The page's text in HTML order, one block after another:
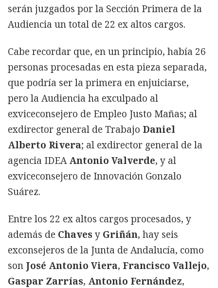
serán juzgados por la Sección Primera de la
Audiencia un total de 22 ex altos cargos.
Cabe recordar que, en un principio, había 26
personas procesadas en esta pieza separada,
que podría ser la primera en enjuiciarse,
pero la Audiencia ha exculpado al
exviceconsejero de Empleo Justo Mañas; al
exdirector general de Trabajo Daniel
Alberto Rivera; al exdirector general de la
agencia IDEAAntonio Valverde, y al
exviceconsejero de Innovación Gonzalo
Suárez.
Entre los 22 ex altos cargos procesados, y
además de Chavesy Griñán, hay seis
exconsejeros de la Junta de Andalucía, como
son José Antonio Viera, Francisco Vallejo,
Gaspar Zarrías, Antonio Fernández,